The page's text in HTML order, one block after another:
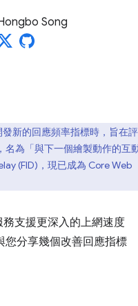
Song
新的回應頻率指標時，旨在
名為「與下一個繪製動作的互
(FID)，現已成為 Core Web
支援更深入的上網速度
您分享幾個改善回應指標